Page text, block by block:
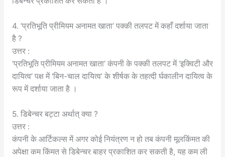
4. ‘प्रतिभूति प्रीमियम अनामत खाता’ पक्की तलपट में कहाँ दर्शाया जाता
है ?
उत्तर :
‘प्रतिभूति प्रीमियम अनामत खाता’ कंपनी के पक्की तलपट में ‘इक्विटी और
दायित्व’ पक्ष में ‘बिन-चाल दायित्व’ के शीर्षक के तहत्दी र्घकालीन दायित्व के
रूप में दर्शाया जाता है ।
5. डिबेन्चर बट्टा अर्थात् क्या ?
उत्तर :
कंपनी के आर्टिकल्स में अगर कोई नियंत्रण न हो तब कंपनी मूलकिंमत की
अपेक्षा कम किंमत से डिबेन्चर बाहर प्रकाशित कर सकती है, यह कम ली